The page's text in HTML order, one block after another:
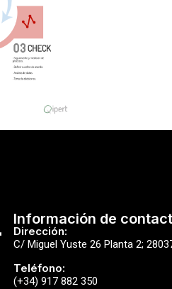
Información de
Dirección:
C/ Miguel Yuste 26 Planta 2;
Teléfono:
(+34) 917 882 350